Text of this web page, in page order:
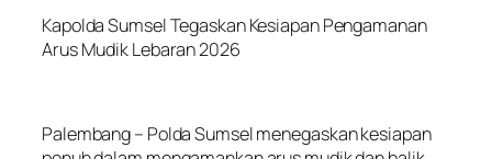
Kapolda Sumsel Tegaskan Kesiapan Pengamanan
Arus Mudik Lebaran 2026
Palembang – Polda Sumsel menegaskan kesiapan